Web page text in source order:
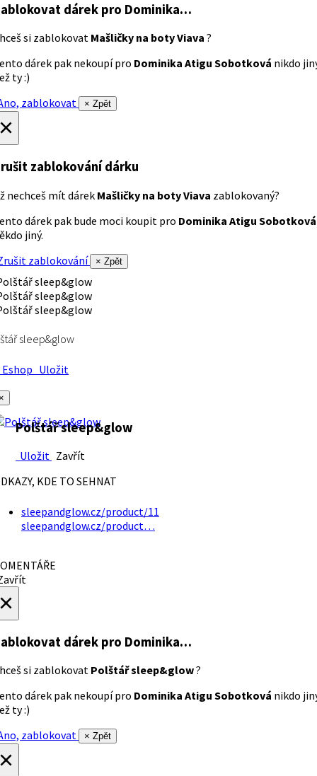
dárek pro Dominika…
si zablokovat Mašličky na boty Viava ?
dárek pak nekoupí pro Dominika Atigu Sobotková nikdo
ty :)
zablokovat
× Zpět
zablokování dárku
nechceš mít dárek Mašličky na boty Viava zablokovaný?
dárek pak bude moci koupit pro Dominika Atigu Sobotková
jiný.
zablokování
× Zpět
sleep&glow
Uložit
Polštář sleep&glow
Uložit Zavřít
KDE TO SEHNAT
sleepandglow.cz/product/11
sleepandglow.cz/product…
dárek pro Dominika…
si zablokovat Polštář sleep&glow?
dárek pak nekoupí pro Dominika Atigu Sobotková nikdo
ty :)
zablokovat
× Zpět